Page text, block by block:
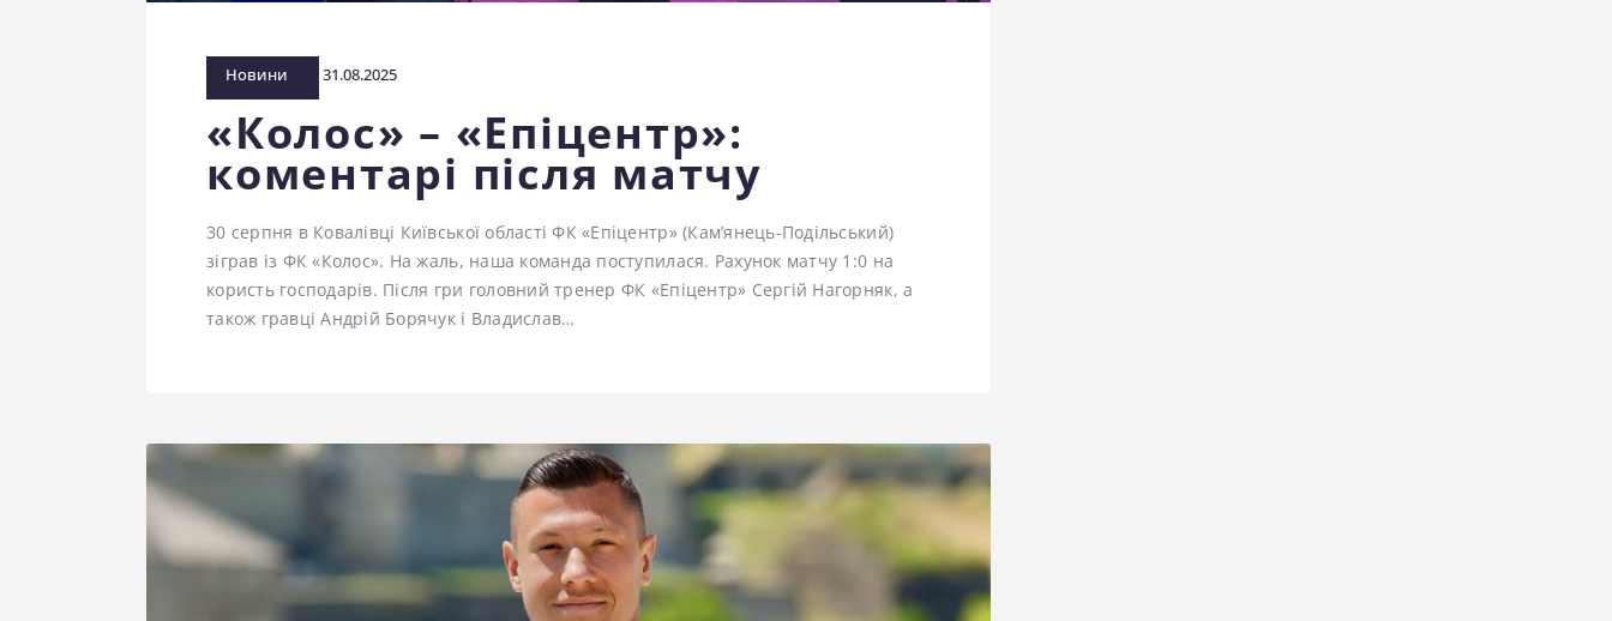
Новини 31.08.2025
«Колос» – «Епіцентр»:
коментарі після матчу
30 серпня в Ковалівці Київської області ФК «Епіцентр» (Кам’янець-Подільський)
зіграв із ФК «Колос». На жаль, наша команда поступилася. Рахунок матчу 1:0 на
користь господарів. Після гри головний тренер ФК «Епіцентр» Сергій Нагорняк, а
також гравці Андрій Борячук і Владислав…